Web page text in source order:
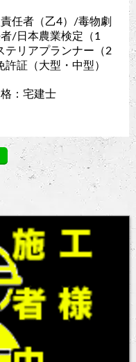
任者（乙4）/毒物劇
/日本農業検定（1
テリアプランナー（2
証（大型・中型）
：宅建士